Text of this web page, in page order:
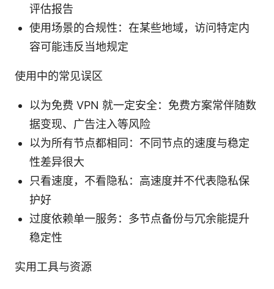
评估报告
使用场景的合规性：在某些地域，访问特定内
容可能违反当地规定
使用中的常见误区
以为免费 VPN 就一定安全：免费方案常伴随数
据变现、广告注入等风险
以为所有节点都相同：不同节点的速度与稳定
性差异很大
只看速度，不看隐私：高速度并不代表隐私保
护好
过度依赖单一服务：多节点备份与冗余能提升
稳定性
实用工具与资源